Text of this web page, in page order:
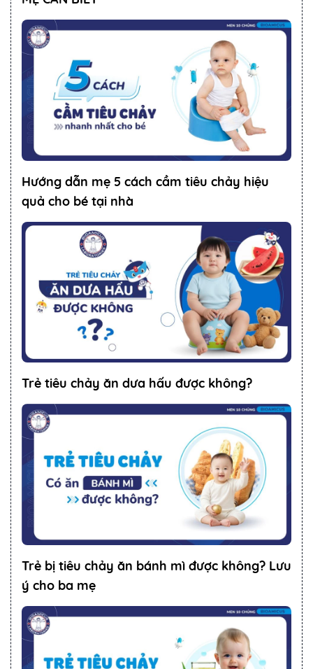
Hướng dẫn mẹ 5 cách cầm tiêu chảy hiệu
quả cho bé tại nhà
Trẻ tiêu chảy ăn dưa hấu được không?
Trẻ bị tiêu chảy ăn bánh mì được không? Lưu
ý cho ba mẹ